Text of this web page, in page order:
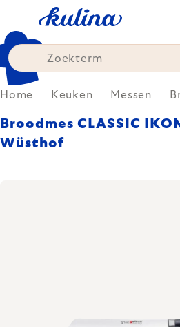
content
Home Keuken Messen
Broodmes CLASSIC
Wüsthof